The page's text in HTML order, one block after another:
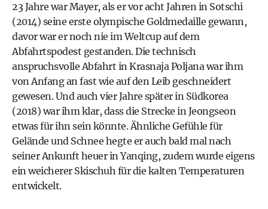
23 Jahre war Mayer, als er vor acht Jahren in Sotschi
(2014) seine erste olympische Goldmedaille gewann,
davor war er noch nie im Weltcup auf dem
Abfahrtspodest gestanden. Die technisch
anspruchsvolle Abfahrt in Krasnaja Poljana war ihm
von Anfang an fast wie auf den Leib geschneidert
gewesen. Und auch vier Jahre später in Südkorea
(2018) war ihm klar, dass die Strecke in Jeongseon
etwas für ihn sein könnte. Ähnliche Gefühle für
Gelände und Schnee hegte er auch bald mal nach
seiner Ankunft heuer in Yanqing, zudem wurde eigens
ein weicherer Skischuh für die kalten Temperaturen
entwickelt.